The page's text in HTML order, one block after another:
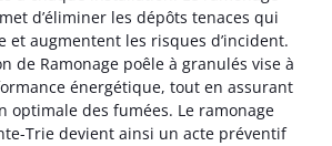
d’éliminer les dépôts tenaces qui
et augmentent les risques d’incident.
de Ramonage poêle à granulés vise à
énergétique, tout en assurant
optimale des fumées. Le ramonage
Trie devient ainsi un acte préventif